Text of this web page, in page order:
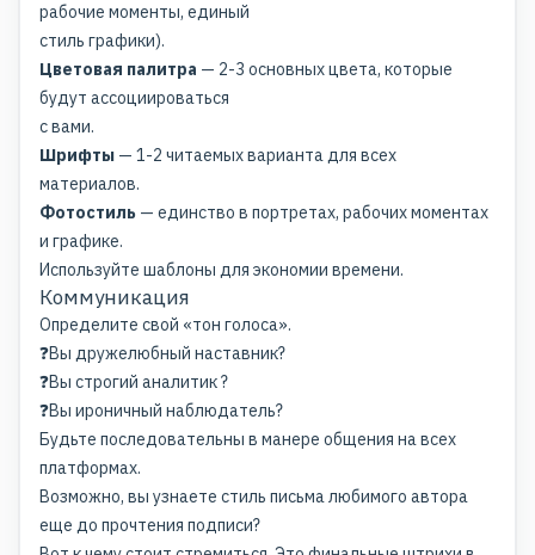
рабочие моменты, единый
стиль графики).
Цветовая палитра — 2-3 основных цвета, которые
будут ассоциироваться
с вами.
Шрифты — 1-2 читаемых варианта для всех
материалов.
Фотостиль — единство в портретах, рабочих моментах
и графике.
Используйте шаблоны для экономии времени.
Коммуникация
Определите свой «тон голоса».
❓Вы дружелюбный наставник?
❓Вы строгий аналитик ?
❓Вы ироничный наблюдатель?
Будьте последовательны в манере общения на всех
платформах.
Возможно, вы узнаете стиль письма любимого автора
еще до прочтения подписи?